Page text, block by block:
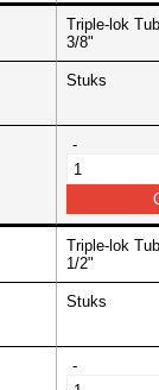
Triple-lok
3/8"
Stuks
-
Triple-lok
1/2"
Stuks
-